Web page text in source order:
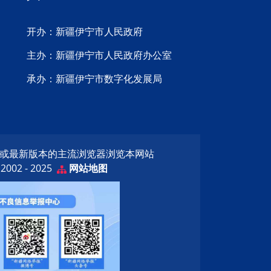
开办：新疆伊宁市人民政府
主办：新疆伊宁市人民政府办公室
承办：新疆伊宁市数字化发展局
最新版本的主流浏览器浏览本网站
2002 - 2025
网站地图